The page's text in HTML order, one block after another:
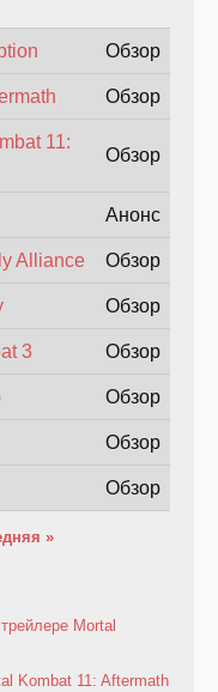
Обзор
Обзор
11:
Обзор
Анонс
Alliance Обзор
Обзор
3 Обзор
Обзор
Обзор
Обзор
»
Mortal
Kombat 11: Aftermath